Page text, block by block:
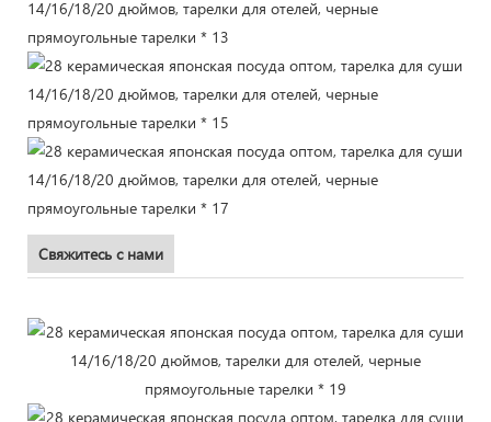
Свяжитесь с нами